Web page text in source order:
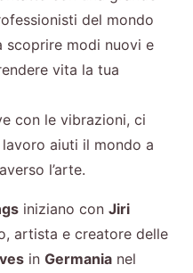
del mondo
scoprire modi nuovi e
vita la tua
con le vibrazioni, ci
aiuti il mondo a
l’arte.
iniziano con Jiri
artista e creatore delle
in Germania nel